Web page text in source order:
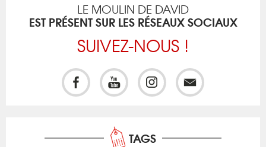
LE MOULIN DE DAVID
EST PRÉSENT SUR LES RÉSEAUX SOCIAUX
SUIVEZ-NOUS !
TAGS